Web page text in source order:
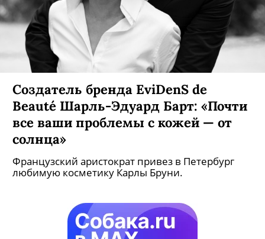
Создатель бренда EviDenS de
Beauté Шарль-Эдуард Барт: «Почти
все ваши проблемы с кожей — от
солнца»
Французский аристократ привез в Петербург
любимую косметику Карлы Бруни.